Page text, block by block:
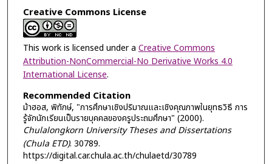
Creative Commons License
This work is licensed under a Creative Commons
Attribution-NonCommercial-No Derivative Works 4.0
International License.
Recommended Citation
ม้าฮอส, พิทักษ์, "การศึกษาเชิงปริมาณและเชิงคุณภาพในยุทธวิธี การ
รู้จักนักเรียนเป็นรายบุคคลของครูประถมศึกษา" (2000).
Chulalongkorn University Theses and Dissertations
(Chula ETD). 30789.
https://digital.car.chula.ac.th/chulaetd/30789